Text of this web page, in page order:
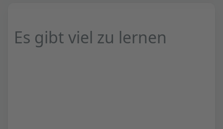
Es gibt viel zu lernen